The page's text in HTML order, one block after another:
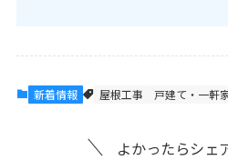
新着情報 屋根工事 戸建て・一軒
よかったらシェ